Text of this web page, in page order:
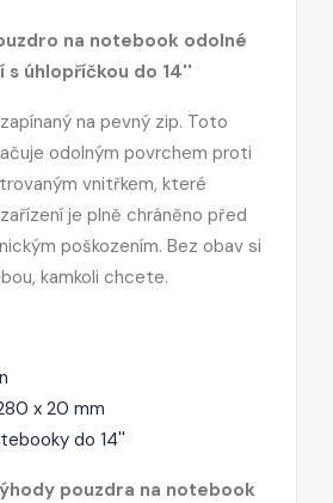
na notebook odolné
úhlopříčkou do 14''
na pevný zip. Toto
odolným povrchem proti
vnitřkem, které
je plně chráněno před
poškozením. Bez obav si
kamkoli chcete.
x 20 mm
do 14''
pouzdra na notebook